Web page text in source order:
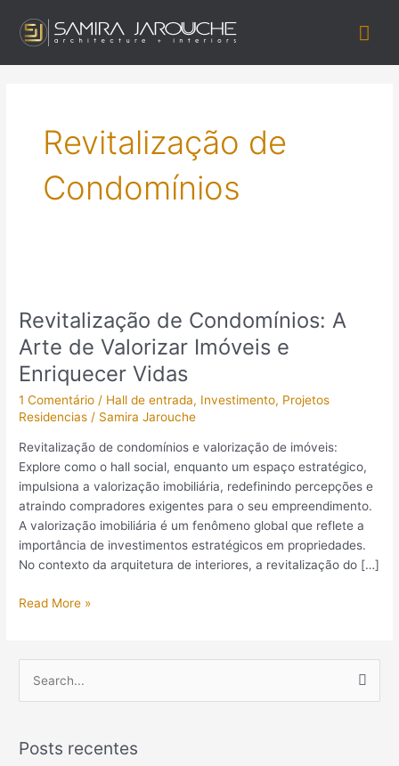
para
conteúdo
Revitalização de
Condomínios
Revitalização de Condomínios: A
Arte de Valorizar Imóveis e
Enriquecer Vidas
1 Comentário / Hall de entrada, Investimento, Projetos
Residencias / Samira Jarouche
Revitalização de condomínios e valorização de imóveis:
Explore como o hall social, enquanto um espaço estratégico,
impulsiona a valorização imobiliária, redefinindo percepções e
atraindo compradores exigentes para o seu empreendimento.
A valorização imobiliária é um fenômeno global que reflete a
importância de investimentos estratégicos em propriedades.
No contexto da arquitetura de interiores, a revitalização do […]
Condomínios:
A
Arte
de
Valorizar
Imóveis
Enriquecer
Vidas
Read More »
qPosts recentes